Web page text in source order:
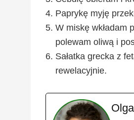
Paprykę myję
W miskę wkładam
polewam oliwą i
Sałatka grecka z
rewelacyjnie.